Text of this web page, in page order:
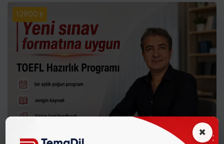
12900 ₺
×